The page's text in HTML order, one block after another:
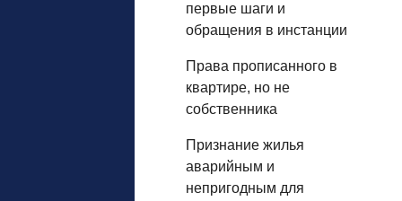
первые шаги и
обращения в инстанции
Права прописанного в
квартире, но не
собственника
Признание жилья
аварийным и
непригодным для